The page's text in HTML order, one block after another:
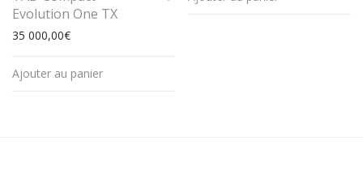
Evolution One TX
35 000,00€
Ajouter au panier